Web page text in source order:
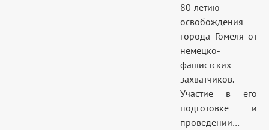
80-летию
освобождения
города Гомеля от
немецко-
фашистских
захватчиков.
Участие в его
подготовке и
проведении…